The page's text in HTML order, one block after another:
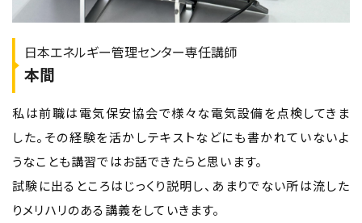
日本エネルギー管理センター専任講師
本間
私は前職は電気保安協会で様々な電気設備を点検してきま
した。その経験を活かしテキストなどにも書かれていないよ
うなことも講習ではお話できたらと思います。
試験に出るところはじっくり説明し、あまりでない所は流した
りメリハリのある講義をしていきます。